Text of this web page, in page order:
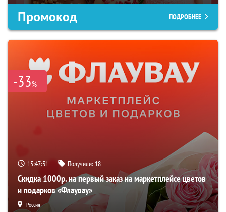
Промокод ПОДРОБНЕЕ
-33%
15:47:30 Получили: 18
Скидка 1000р. на первый заказ на маркетплейсе цветов
и подарков «Флаувау»
Россия